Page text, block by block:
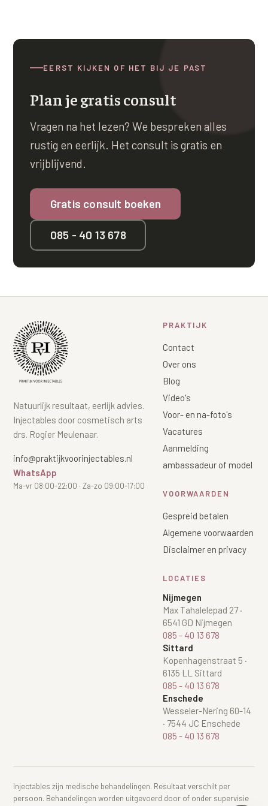
EERST KIJKEN OF HET BIJ JE PAST
Plan je gratis consult
Vragen na het lezen? We bespreken alles
rustig en eerlijk. Het consult is gratis en
vrijblijvend.
Gratis consult boeken
085 - 40 13 678
Natuurlijk resultaat, eerlijk advies.
Injectables door cosmetisch arts
drs. Rogier Meulenaar.
info@praktijkvoorinjectables.nl
WhatsApp
Ma-vr 08:00-22:00 · Za-zo 09:00-17:00
PRAKTIJK
Contact
Over ons
Blog
Video's
Voor- en na-foto's
Vacatures
Aanmelding
ambassadeur of model
VOORWAARDEN
Gespreid betalen
Algemene voorwaarden
Disclaimer en privacy
LOCATIES
Nijmegen
Max Tahalelepad 27·
6541 GD Nijmegen
085 - 40 13 678
Sittard
Kopenhagenstraat 5 ·
6135 LL Sittard
085 - 40 13 678
Enschede
Wesseler-Nering 60-14
· 7544 JC Enschede
085 - 40 13 678
Injectables zijn medische behandelingen. Resultaat verschilt per
persoon. Behandelingen worden uitgevoerd door of onder supervisie